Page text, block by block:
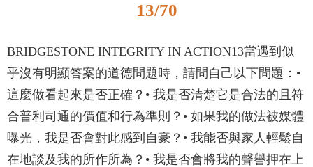
13/70
BRIDGESTONE INTEGRITY IN ACTION13當遇到似
乎沒有明顯答案的道德問題時，請問自己以下問題：•
這麼做看起來是否正確？• 我是否清楚它是合法的且符
合普利司通的價值和行為準則？• 如果我的做法被媒體
曝光，我是否會對此感到自豪？• 我能否與家人輕鬆自
在地談及我的所作所為？• 我是否會將我的聲譽押在上